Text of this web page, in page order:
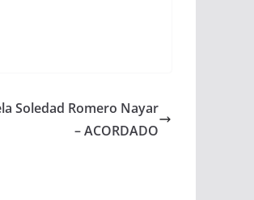
Acordado, el
Soledad Romero Nayar
– ACORDADO